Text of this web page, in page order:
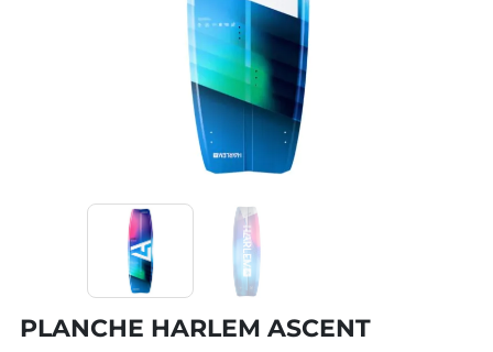
PLANCHE HARLEM ASCENT